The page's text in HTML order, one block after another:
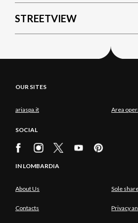
STREETVIEW
OUR SITES
ariaspa.it Area
SOCIAL
IN LOMBARDIA
About Us Sole
Contacts Privacy